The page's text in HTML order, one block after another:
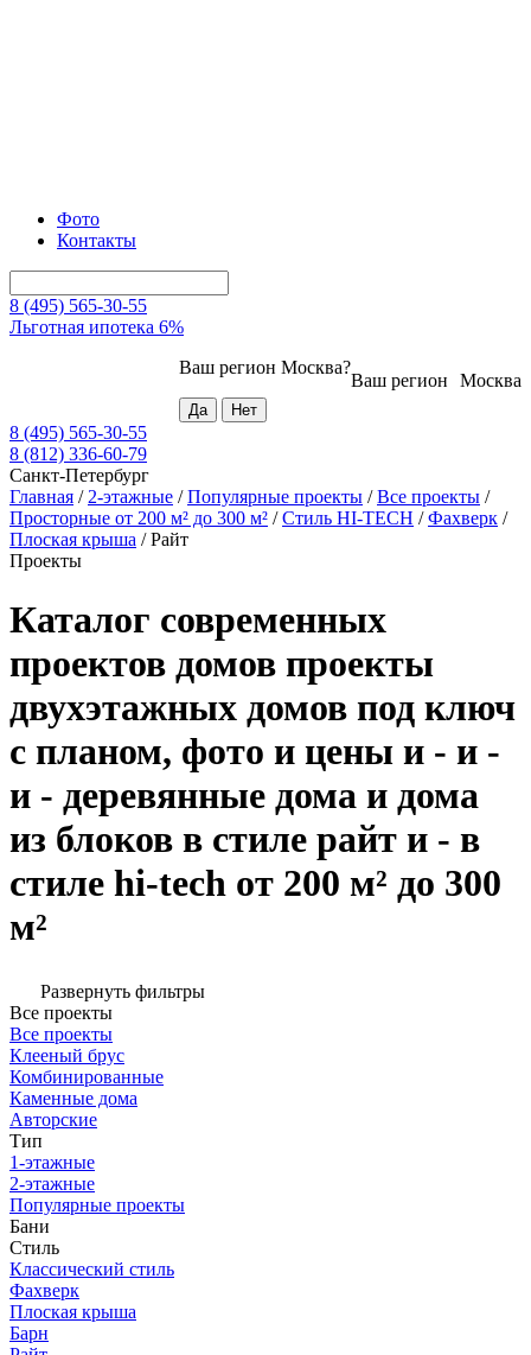
Фото
Контакты
8 (495) 565-30-55
Льготная ипотека 6%
Москва
Ваш регион
Ваш регион Москва?
8 (495) 565-30-55
8 (812) 336-60-79
Санкт-Петербург
Главная / 2-этажные /Популярные проекты /Все проекты /
Просторные от 200 м² до 300 м² /Стиль HI-TECH /Фахверк /
Плоская крыша /Райт
Проекты
Каталог современных
проектов домов проекты
двухэтажных домов под ключ
с планом, фото и цены и - и -
и - деревянные дома и дома
из блоков в стиле райт и - в
стиле hi-tech от 200 м² до 300
м²
Развернуть фильтры
Все проекты
Все проекты
Клееный брус
Комбинированные
Каменные дома
Авторские
Тип
1-этажные
2-этажные
Популярные проекты
Бани
Стиль
Классический стиль
Фахверк
Плоская крыша
Барн